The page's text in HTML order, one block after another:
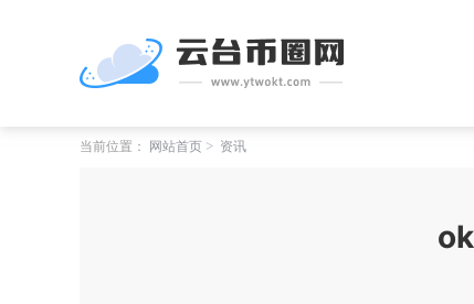
当前位置： 网站首页 资讯